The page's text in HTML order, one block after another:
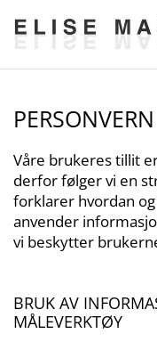
PERSONVERN
Våre brukeres tillit
derfor følger vi en
forklarer hvordan
anvender
vi beskytter
BRUK AV
MÅLEVERKTØY